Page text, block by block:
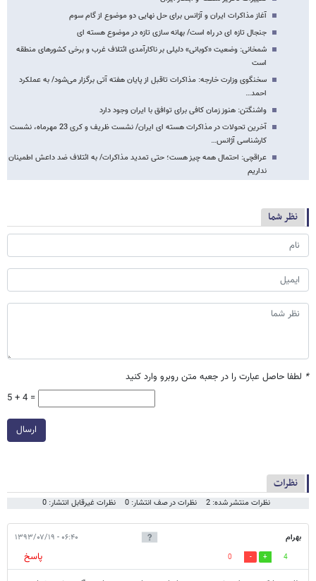
آغاز مذاکرات ایران و آژانس برای حل نهایی دو موضوع از گام سوم
جنجال تازه ای در راه است/ بهانه سازی تازه در موضوع هسته ای
شمخانی: وضعیت «کوبانی» دلیلی بر ناکارآمدی ائتلاف غرب و برخی کشورهای منطقه
است
سخنگوی وزارت خارجه: مذاکرات تاقبل از پایان هفته آتی برگزار می‌شود/ به عملکرد
احمد…
واشنگتن: هنوز زمان کافی برای توافق با ایران وجود دارد
آخرین تحولات در مذاکرات هسته ای ایران/ نشست ظریف و کری 23 مهرماه، نشست
کارشناسی آژانس…
عراقچی: احتمال همه چیز هست؛ حتی تمدید مذاکرات/ به ائتلاف ضد داعش اطمینان
نداریم
نظر شما
* لطفا حاصل عبارت را در جعبه متن روبرو وارد کنید
5 + 4 =
ارسال
نظرات
نظرات منتشر شده: 2 نظرات در صف انتشار: 0 نظرات غیرقابل انتشار: 0
بهرام ۰۶:۴۰ - ۱۳۹۳/۰۷/۱۹
4
0
پاسخ